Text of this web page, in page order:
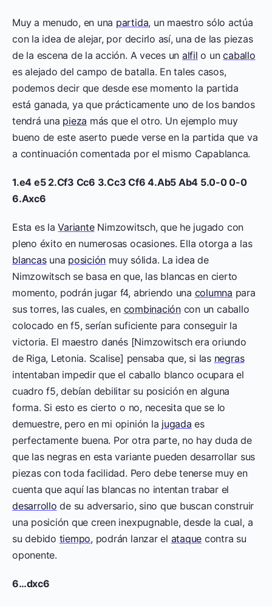
Muy a menudo, en una partida, un maestro sólo actúa
con la idea de alejar, por decirlo así, una de las piezas
de la escena de la acción. A veces un alfil o uncaballo
es alejado del campo de batalla. En tales casos,
podemos decir que desde ese momento la partida
está ganada, ya que prácticamente uno de los bandos
tendrá una pieza más que el otro. Un ejemplo muy
bueno de este aserto puede verse en la partida que va
a continuación comentada por el mismo Capablanca.
1.e4 e5 2.Cf3 Cc6 3.Cc3 Cf6 4.Ab5 Ab4 5.0-0 0-0
6.Axc6
Esta es laVarianteNimzowitsch, que he jugado con
pleno éxito en numerosas ocasiones. Ella otorga a las
blancasuna posición muy sólida. La idea de
Nimzowitsch se basa en que, las blancas en cierto
momento, podrán jugar f4, abriendo una columna para
sus torres, las cuales, en combinacióncon un caballo
colocado en f5, serían suficiente para conseguir la
victoria. El maestro danés [Nimzowitsch era oriundo
de Riga, Letonia. Scalise] pensaba que, si las negras
intentaban impedir que el caballo blanco ocupara el
cuadro f5, debían debilitar su posición en alguna
forma. Si esto es cierto o no, necesita que se lo
demuestre, pero en mi opinión la jugada es
perfectamente buena. Por otra parte, no hay duda de
que las negras en esta variante pueden desarrollar sus
piezas con toda facilidad. Pero debe tenerse muy en
cuenta que aquí las blancas no intentan trabar el
desarrollo de su adversario, sino que buscan construir
una posición que creen inexpugnable, desde la cual, a
su debido tiempo, podrán lanzar el ataque contra su
oponente.
6…dxc6